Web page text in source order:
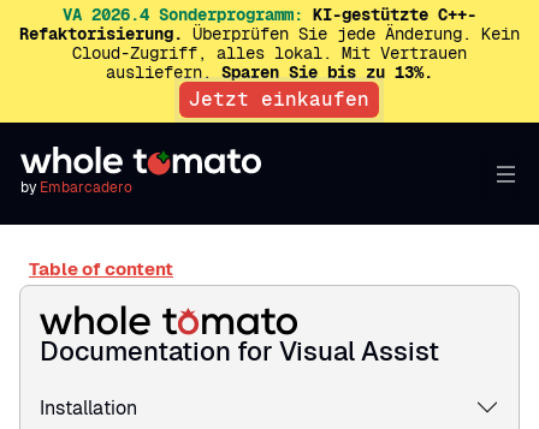
VA 2026.4 Sonderprogramm: KI-gestützte C++-
Refaktorisierung. Überprüfen Sie jede Änderung. Kein
Cloud-Zugriff, alles lokal. Mit Vertrauen
ausliefern. Sparen Sie bis zu 13%.
Jetzt einkaufen
by Embarcadero
Table of content
Documentation for Visual Assist
Installation